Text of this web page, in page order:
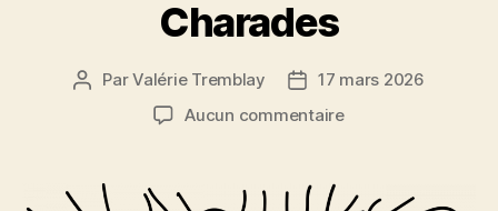
Charades
Auteur
ParValérie Tremblay
Date
de
17 mars 2026
Aucun commentairesur